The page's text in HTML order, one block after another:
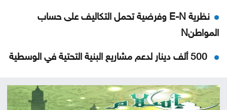
نظرية E-N وفرضية تحمل التكاليف على حساب
المواطنN
تمهيدي الدوري الأوروبي